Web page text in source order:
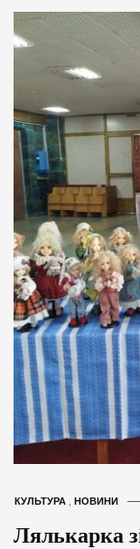
КУЛЬТУРА НОВИНИ
Лялькарка